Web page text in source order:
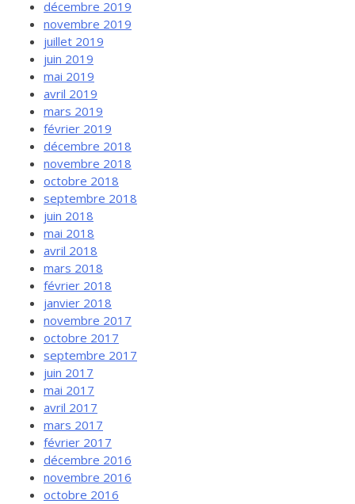
décembre 2019
novembre 2019
juillet 2019
juin 2019
mai 2019
avril 2019
mars 2019
février 2019
décembre 2018
novembre 2018
octobre 2018
septembre 2018
juin 2018
mai 2018
avril 2018
mars 2018
février 2018
janvier 2018
novembre 2017
octobre 2017
septembre 2017
juin 2017
mai 2017
avril 2017
mars 2017
février 2017
décembre 2016
novembre 2016
octobre 2016